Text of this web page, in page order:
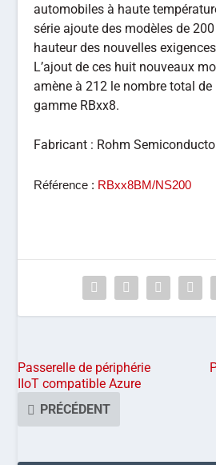
automobiles à haute
série ajoute des modèles de
hauteur des nouvelles
L’ajout de ces huit nouveaux
amène à 212 le nombre total
gamme RBxx8.
Fabricant : Rohm
Référence : RBxx8BM/NS200
Passerelle de périphérie
IIoT compatible Azure
PRÉCÉDENT